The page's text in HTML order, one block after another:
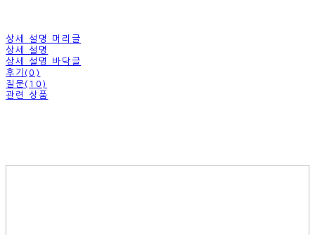
상세 설명 머리글
상세 설명
상세 설명 바닥글
후기(0)
질문(10)
관련 상품